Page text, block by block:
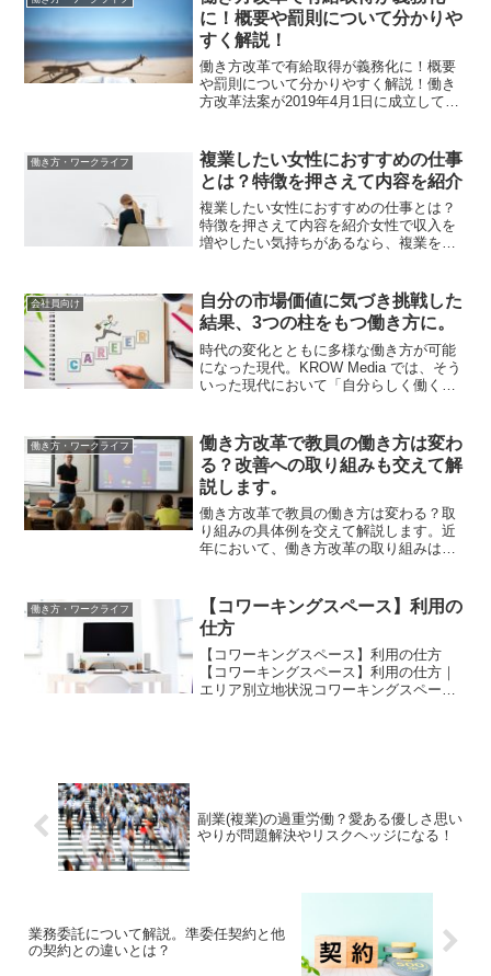
な記事になれば...
に！概要や罰則について分かりや
すく解説！
働き方改革で有給取得が義務化に！概要
や罰則について分かりやすく解説！働き
方改革法案が2019年4月1日に成立して以
目的としては「労働者の快適性を整備す
るため」です。し...
働き方・ワークライフ
複業したい女性におすすめの仕事
とは？特徴を押さえて内容を紹介
複業したい女性におすすめの仕事とは？
特徴を押さえて内容を紹介女性で収入を
増やしたい気持ちがあるなら、複業を検
も収入を確保しやすくできます。ただ、
良いことばかりではなく...
会社員向け
自分の市場価値に気づき挑戦した
結果、3つの柱をもつ働き方に。
時代の変化とともに多様な働き方が可能
になった現代。KROW Media では、そう
いった現代において「自分らしく働く」
にとって「一つの選択肢が増える」そん
な記事になれば...
働き方・ワークライフ
働き方改革で教員の働き方は変わ
る？改善への取り組みも交えて解
説します。
働き方改革で教員の働き方は変わる？取
り組みの具体例を交えて解説します。近
年において、働き方改革の取り組みは進
き方改革は、一般の企業と違い、法律の
面でも異なる部分はありま...
働き方・ワークライフ
【コワーキングスペース】利用の
仕方
【コワーキングスペース】利用の仕方
【コワーキングスペース】利用の仕方｜
エリア別立地状況コワーキングスペース
副業(複業)の過重労働？愛ある優しさ思い
やりが問題解決やリスクヘッジになる！
業務委託について解説。準委任契約と他
の契約との違いとは？